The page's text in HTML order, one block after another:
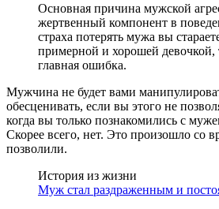
Основная причина мужской
жертвенный компонент в
страха потерять мужа вы
примерной и хорошей девочкой,
главная ошибка.
Мужчина не будет вами
обесценивать, если вы этого не
когда вы только познакомились с
Скорее всего, нет. Это произошло со
позволили.
История из жизни
Муж стал раздраженным и